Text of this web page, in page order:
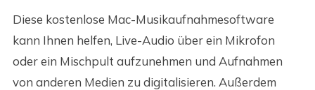
Diese kostenlose Mac-Musikaufnahmesoftware
kann Ihnen helfen, Live-Audio über ein Mikrofon
oder ein Mischpult aufzunehmen und Aufnahmen
von anderen Medien zu digitalisieren. Außerdem